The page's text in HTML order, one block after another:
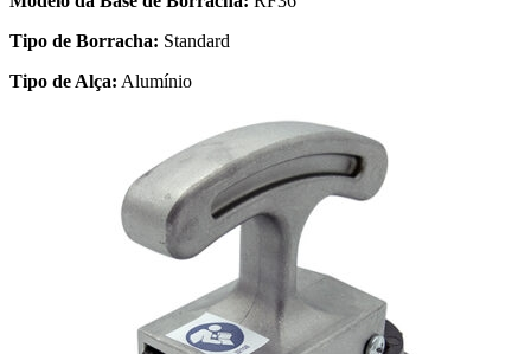
Tipo de Borracha: Standard
Tipo de Alça: Alumínio